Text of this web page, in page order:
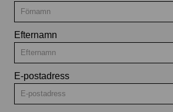
Efternamn
E-postadress